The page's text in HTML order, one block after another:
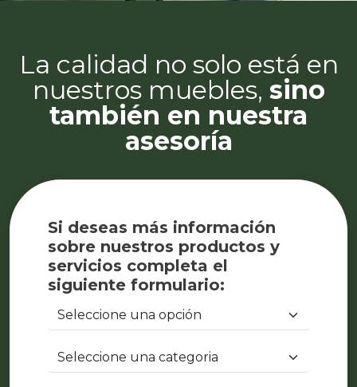
La calidad no solo está en
nuestros muebles, sino
también en nuestra
asesoría
Si deseas más información
sobre nuestros productos y
servicios completa el
siguiente formulario: